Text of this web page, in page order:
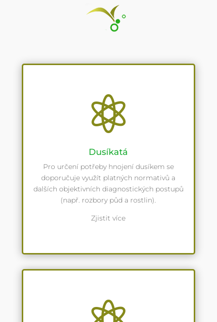

Dusíkatá
Pro určení potřeby hnojení dusíkem se
doporučuje využít platných normativů a
dalších objektivních diagnostických postupů
(např. rozbory půd a rostlin).
Zjistit více